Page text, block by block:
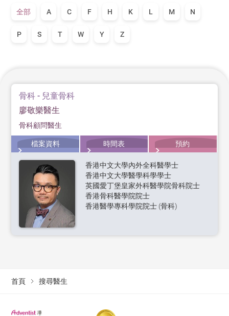
全部 A C F H K L M N
P S T W Y Z
骨科 - 兒童骨科
廖敬樂醫生
骨科顧問醫生
檔案資料 時間表 預約
香港中文大學內外全科醫學士
香港中文大學醫學科學學士
英國愛丁堡皇家外科醫學院骨科院士
香港骨科醫學院院士
香港醫學專科學院院士 (骨科)
首頁 搜尋醫生